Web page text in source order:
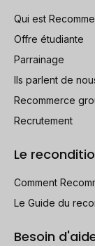
Qui est
Offre étudiante
Parrainage
Ils parlent de
Recommerce
Recrutement
Le
Comment
Le Guide du
Besoin